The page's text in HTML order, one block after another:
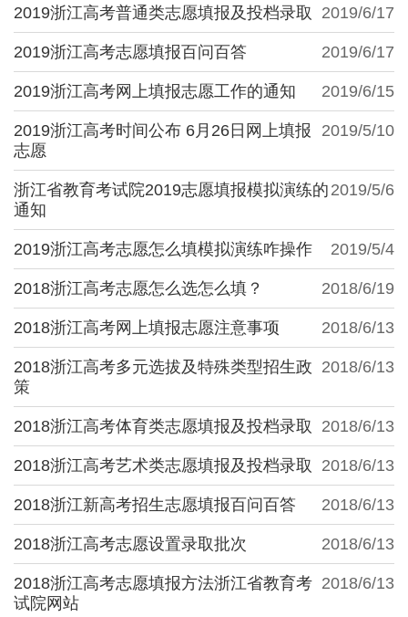
2019/6/17
2019浙江高考普通类志愿填报及投档录取
2019/6/17
2019浙江高考志愿填报百问百答
2019/6/15
2019浙江高考网上填报志愿工作的通知
2019/5/10
2019浙江高考时间公布 6月26日网上填报
志愿
2019/5/6
浙江省教育考试院2019志愿填报模拟演练的
通知
2019/5/4
2019浙江高考志愿怎么填模拟演练咋操作
2018/6/19
2018浙江高考志愿怎么选怎么填？
2018/6/13
2018浙江高考网上填报志愿注意事项
2018/6/13
2018浙江高考多元选拔及特殊类型招生政
策
2018/6/13
2018浙江高考体育类志愿填报及投档录取
2018/6/13
2018浙江高考艺术类志愿填报及投档录取
2018/6/13
2018浙江新高考招生志愿填报百问百答
2018/6/13
2018浙江高考志愿设置录取批次
2018/6/13
2018浙江高考志愿填报方法浙江省教育考
试院网站